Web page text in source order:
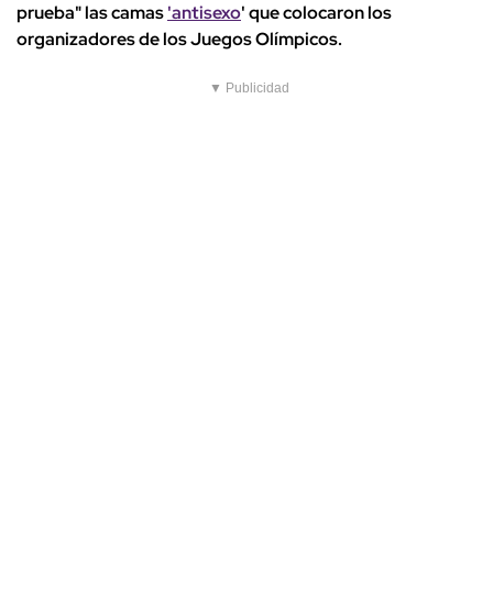
prueba" las camas'antisexo' que colocaron los
organizadores de los Juegos Olímpicos.
▼ Publicidad